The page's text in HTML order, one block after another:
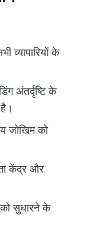
व्यापारियों के
अंतर्दृष्टि के
जोखिम को
केंद्र और
को सुधारने के